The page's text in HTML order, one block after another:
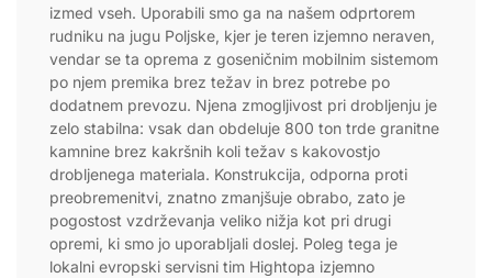
izmed vseh. Uporabili smo ga na našem odprtorem
rudniku na jugu Poljske, kjer je teren izjemno neraven,
vendar se ta oprema z goseničnim mobilnim sistemom
po njem premika brez težav in brez potrebe po
dodatnem prevozu. Njena zmogljivost pri drobljenju je
zelo stabilna: vsak dan obdeluje 800 ton trde granitne
kamnine brez kakršnih koli težav s kakovostjo
drobljenega materiala. Konstrukcija, odporna proti
preobremenitvi, znatno zmanjšuje obrabo, zato je
pogostost vzdrževanja veliko nižja kot pri drugi
opremi, ki smo jo uporabljali doslej. Poleg tega je
lokalni evropski servisni tim Hightopa izjemno